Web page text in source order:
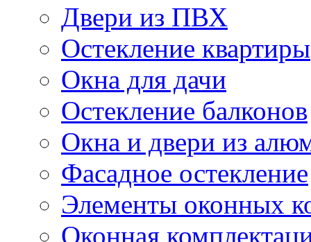
Двери из ПВХ
Остекление квартиры
Окна для дачи
Остекление балконов
Окна и двери из
Фасадное остекление
Элементы оконных
Оконная